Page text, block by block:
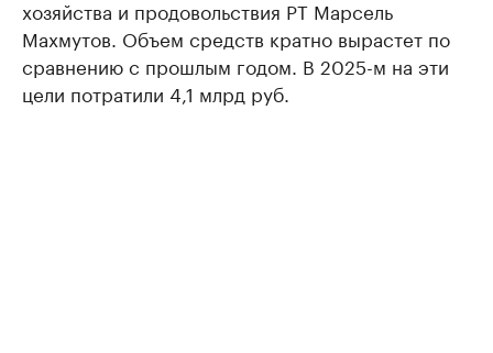
хозяйства и продовольствия РТ Марсель
Махмутов. Объем средств кратно вырастет по
сравнению с прошлым годом. В 2025-м на эти
цели потратили 4,1 млрд руб.